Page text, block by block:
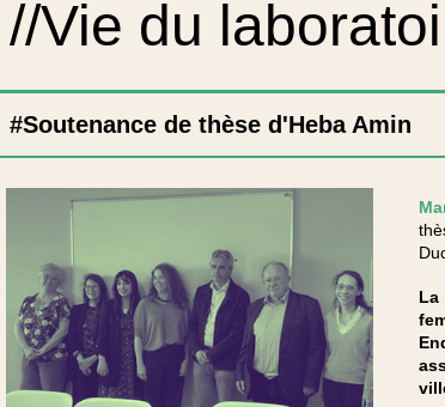
//Vie du
#Soutenance de thèse d'Heba Amin
La